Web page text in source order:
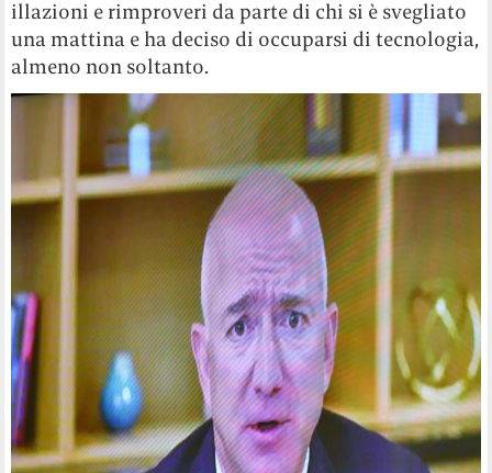
illazioni e rimproveri da parte di chi si è svegliato
una mattina e ha deciso di occuparsi di tecnologia,
almeno non soltanto.